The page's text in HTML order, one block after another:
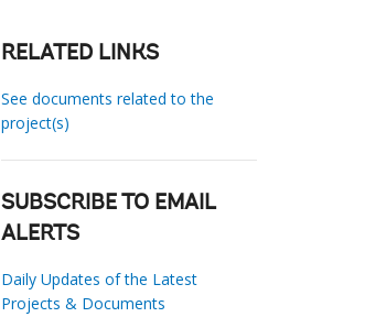
RELATED LINKS
See documents related to the
project(s)
SUBSCRIBE TO EMAIL
ALERTS
Daily Updates of the Latest
Projects & Documents